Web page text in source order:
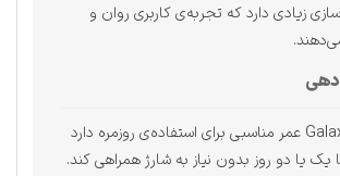
زیادی دارد که تجربه‌ی کاربری روان و
باتری Galaxy Watch 8 عمر مناسبی برای استفاده‌ی روزمره دارد
یک یا دو روز بدون نیاز به شارژ همراهی کند.